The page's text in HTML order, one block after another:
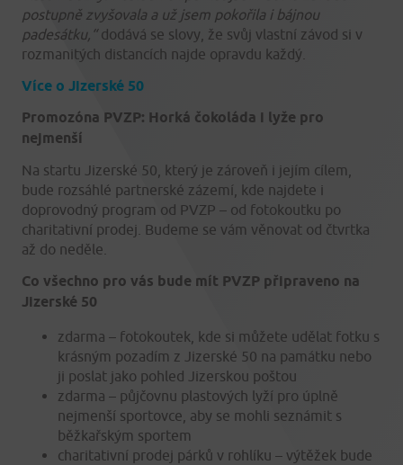
postupně zvyšovala a už jsem pokořila i bájnou
padesátku,“dodává se slovy, že svůj vlastní závod si v
rozmanitých distancích najde opravdu každý.
Více o Jizerské 50
Promozóna PVZP: Horká čokoláda i lyže pro
nejmenší
Na startu Jizerské 50, který je zároveň i jejím cílem,
bude rozsáhlé partnerské zázemí, kde najdete i
doprovodný program od PVZP – od fotokoutku po
charitativní prodej. Budeme se vám věnovat od čtvrtka
až do neděle.
Co všechno pro vás bude mít PVZP připraveno na
Jizerské 50
zdarma – fotokoutek, kde si můžete udělat fotku s
krásným pozadím z Jizerské 50 na památku nebo
ji poslat jako pohled Jizerskou poštou
zdarma – půjčovnu plastových lyží pro úplně
nejmenší sportovce, aby se mohli seznámit s
běžkařským sportem
charitativní prodej párků v rohlíku – výtěžek bude